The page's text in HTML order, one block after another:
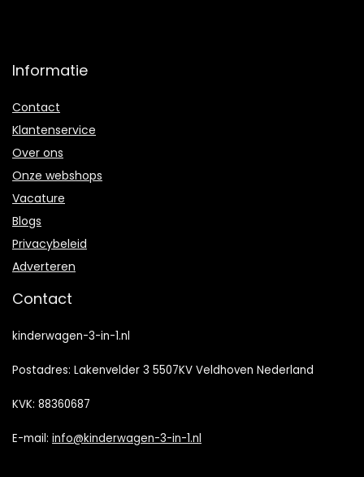
Informatie
Contact
Klantenservice
Over ons
Onze webshops
Vacature
Blogs
Privacybeleid
Adverteren
Contact
kinderwagen-3-in-1.nl
Postadres: Lakenvelder 3 5507KV Veldhoven Nederland
KVK: 88360687
E-mail: info@kinderwagen-3-in-1.nl